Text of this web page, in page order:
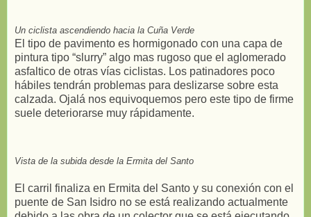
Un ciclista ascendiendo hacia la Cuña Verde
El tipo de pavimento es hormigonado con una capa de
pintura tipo “slurry” algo mas rugoso que el aglomerado
asfaltico de otras vías ciclistas. Los patinadores poco
hábiles tendrán problemas para deslizarse sobre esta
calzada. Ojalá nos equivoquemos pero este tipo de firme
suele deteriorarse muy rápidamente.
Vista de la subida desde la Ermita del Santo
El carril finaliza en Ermita del Santo y su conexión con el
puente de San Isidro no se está realizando actualmente